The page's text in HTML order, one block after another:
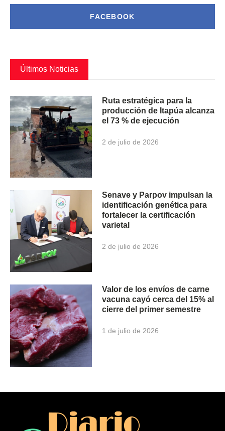
FACEBOOK
Últimos Noticias
Ruta estratégica para la
producción de Itapúa alcanza
el 73 % de ejecución
2 de julio de 2026
Senave y Parpov impulsan la
identificación genética para
fortalecer la certificación
varietal
2 de julio de 2026
Valor de los envíos de carne
vacuna cayó cerca del 15% al
cierre del primer semestre
1 de julio de 2026